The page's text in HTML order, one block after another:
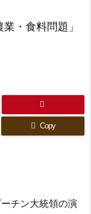
・食料問題」
Copy
チン大統領の演